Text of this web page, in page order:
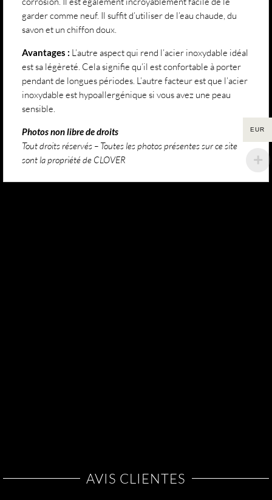
garder comme neuf. Il suffit d’utiliser de l’eau chaude, du
savon et un chiffon doux.
Avantages : L’autre aspect qui rend l’acier inoxydable idéal
est sa légèreté. Cela signifie qu’il est confortable à porter
pendant de longues périodes. L’autre facteur est que l’acier
inoxydable est hypoallergénique si vous avez une peau
sensible.
Photos non libre de droits
Tout droits réservés – Toutes les photos présentes sur ce site
sont la propriété de CLOVER
AVIS CLIENTES
EUR